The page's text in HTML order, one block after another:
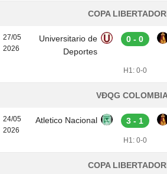
COPA
27/05
2026
Universitario de
Deportes
0 - 0
H1: 0-0
VĐQG
24/05
2026
Atletico Nacional 3 - 1
H1: 0-0
COPA